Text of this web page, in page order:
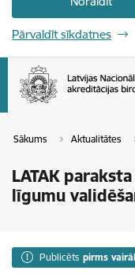
Pārvaldīt sīkdatnes
Sākums Aktualitātes
LATAK
līgumu
Publicēts pirms